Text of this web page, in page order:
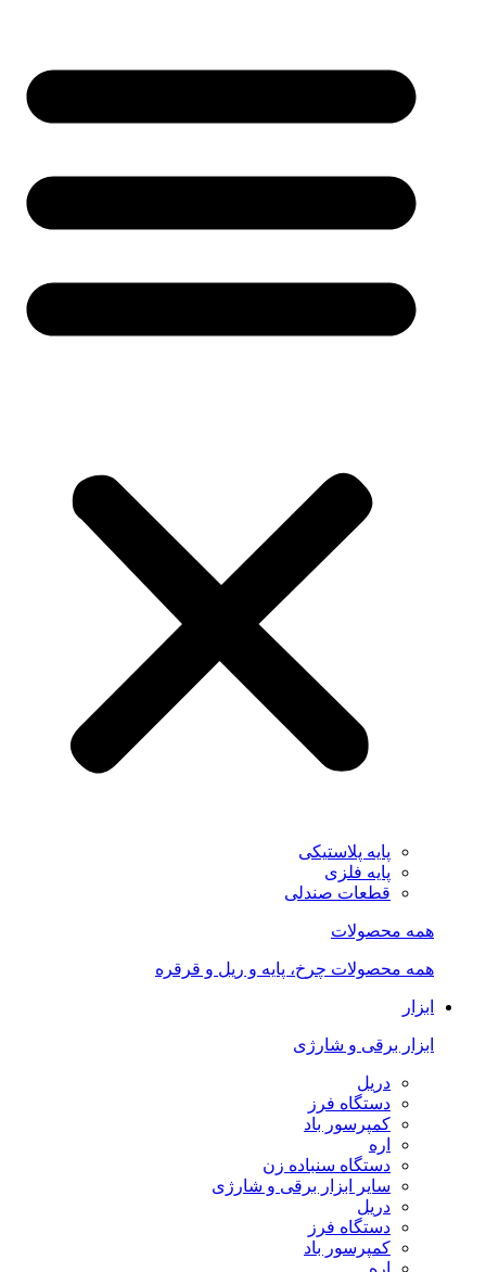
پایه پلاستیکی
پایه فلزی
قطعات صندلی
همه محصولات
همه محصولات چرخ، پایه و ریل و قرقره
ابزار
ابزار برقی و شارژی
دریل
دستگاه فرز
کمپرسور باد
اره
دستگاه سنباده زن
سایر ابزار برقی و شارژی
دریل
دستگاه فرز
کمپرسور باد
اره